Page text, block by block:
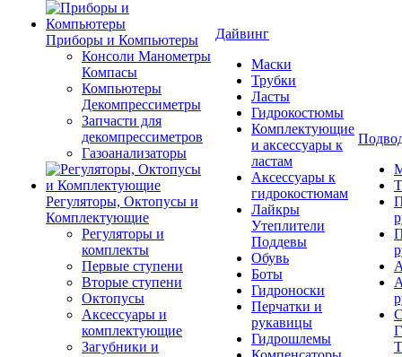
Приборы и Компьютеры
Консоли Манометры
Компасы
Компьютеры
Декомпрессиметры
Запчасти для
декомпрессиметров
Газоанализаторы
Регуляторы, Октопусы и
Комплектующие
Регуляторы и
комплекты
Первые ступени
Вторые ступени
Октопусы
Аксессуары и
комплектующие
Загубники и
Дайвинг
Маски
Трубки
Ласты
Гидрокостюмы
Комплектующие
и аксессуары к
ластам
Аксессуары к
гидрокостюмам
Лайкры
Утеплители
Поддевы
Обувь
Боты
Гидроноски
Перчатки и
рукавицы
Гидрошлемы